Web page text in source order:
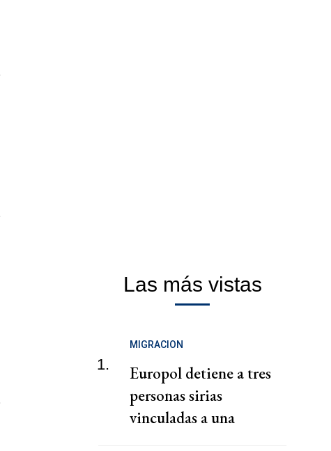
Las más vistas
1.
MIGRACION
Europol detiene a tres
personas sirias
vinculadas a una